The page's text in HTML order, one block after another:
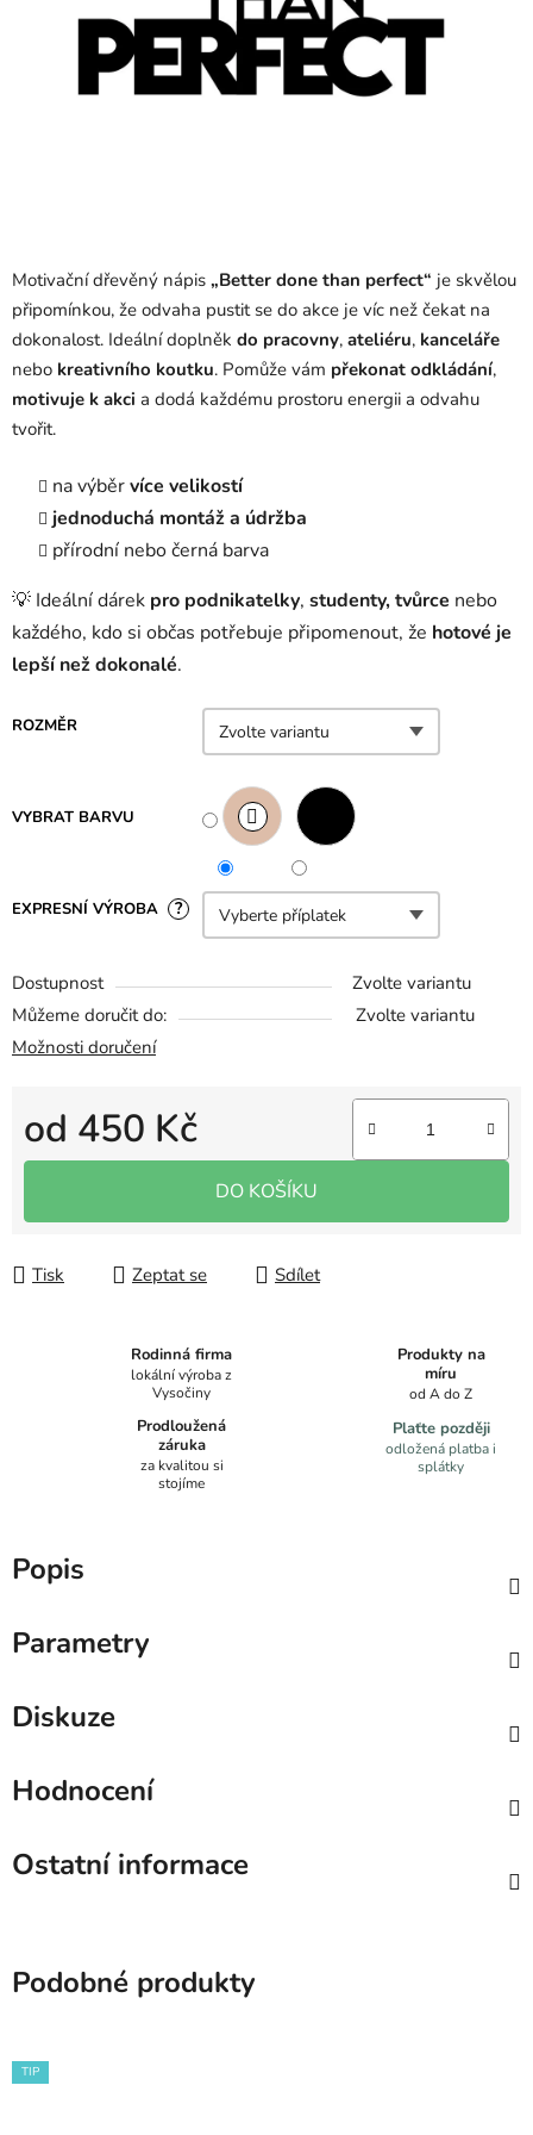
Motivační dřevěný nápis „Better done than perfect“ je skvělou
připomínkou, že odvaha pustit se do akce je víc než čekat na
dokonalost. Ideální doplněk do pracovny, ateliéru, kanceláře
nebo kreativního koutku. Pomůže vám překonat odkládání,
motivuje k akci a dodá každému prostoru energii a odvahu
tvořit.
na výběrvíce velikostí
jednoduchá montáž a údržba
přírodní nebo černá barva
💡 Ideální dárek pro podnikatelky, studenty, tvůrce nebo
každého, kdo si občas potřebuje připomenout, že hotové je
lepší než dokonalé.
ROZMĚR
VYBRAT BARVU
EXPRESNÍ VÝROBA ?
Dostupnost
Zvolte variantu
Můžeme doručit do:
Zvolte variantu
Možnosti doručení
od 450 Kč
Měrná cena:
DO KOŠÍKU
Tisk Zeptat se Sdílet
Rodinná firma
lokální výroba z
Vysočiny
Produkty na
míru
od A do Z
Prodloužená
záruka
za kvalitou si
stojíme
Plaťte později
odložená platba i
splátky
Popis
Parametry
Diskuze
Hodnocení
Ostatní informace
Podobné produkty
TIP